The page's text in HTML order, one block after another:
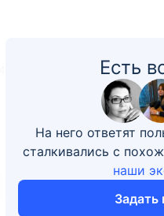
Есть
На него ответят
сталкивались с
наши
Задать